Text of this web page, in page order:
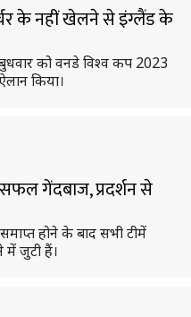
के नहीं खेलने से इंग्लैंड के
को वनडे विश्व कप 2023
किया।
गेंदबाज, प्रदर्शन से
होने के बाद सभी टीमें
में जुटी हैं।